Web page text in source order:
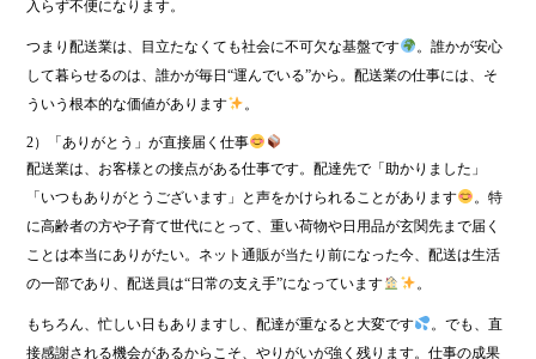
入らず不便になります。
つまり配送業は、目立たなくても社会に不可欠な基盤です
。誰かが安心
して暮らせるのは、誰かが毎日“運んでいる”から。配送業の仕事には、そ
ういう根本的な価値があります
。
2）「ありがとう」が直接届く仕事
配送業は、お客様との接点がある仕事です。配達先で「助かりました」
「いつもありがとうございます」と声をかけられることがあります
。特
に高齢者の方や子育て世代にとって、重い荷物や日用品が玄関先まで届く
ことは本当にありがたい。ネット通販が当たり前になった今、配送は生活
の一部であり、配送員は“日常の支え手”になっています
。
もちろん、忙しい日もありますし、配達が重なると大変です
。でも、直
接感謝される機会があるからこそ、やりがいが強く残ります。仕事の成果